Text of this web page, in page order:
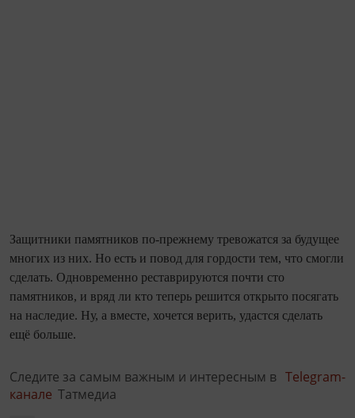
Защитники памятников по-прежнему тревожатся за будущее
многих из них. Но есть и повод для гордости тем, что смогли
сделать. Одновременно реставрируются почти сто
памятников, и вряд ли кто теперь решится открыто посягать
на наследие. Ну, а вместе, хочется верить, удастся сделать
ещё больше.
Следите за самым важным и интересным в Telegram-
канале Татмедиа